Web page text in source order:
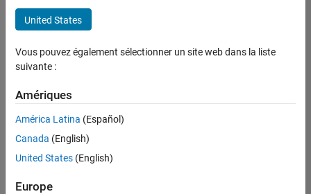
FILTRER PAR
Développement de produits
Ingénierie de la qualité
Ingénierie des versions
Enregistrer
sélectionnées
United States
Vous pouvez également sélectionner un site web dans la liste
suivante :
Amériques
América Latina (Español)
Canada (English)
United States (English)
Europe